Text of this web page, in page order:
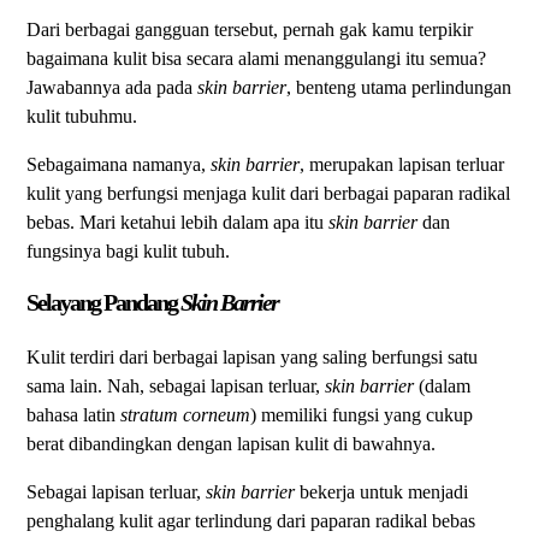
Dari berbagai gangguan tersebut, pernah gak kamu terpikir
bagaimana kulit bisa secara alami menanggulangi itu semua?
Jawabannya ada padaskin barrier, benteng utama perlindungan
kulit tubuhmu.
Sebagaimana namanya,skin barrier, merupakan lapisan terluar
kulit yang berfungsi menjaga kulit dari berbagai paparan radikal
bebas. Mari ketahui lebih dalam apa ituskin barrierdan
fungsinya bagi kulit tubuh.
Selayang PandangSkin Barrier
Kulit terdiri dari berbagai lapisan yang saling berfungsi satu
sama lain. Nah, sebagai lapisan terluar,skin barrier(dalam
bahasa latinstratum corneum) memiliki fungsi yang cukup
berat dibandingkan dengan lapisan kulit di bawahnya.
Sebagai lapisan terluar,skin barrierbekerja untuk menjadi
penghalang kulit agar terlindung dari paparan radikal bebas